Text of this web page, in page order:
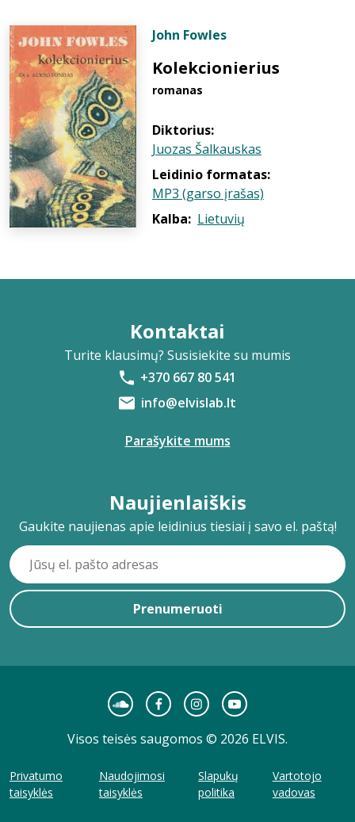
John Fowles
Kolekcionierius
romanas
Diktorius:
Juozas Šalkauskas
Leidinio formatas:
MP3 (garso įrašas)
Kalba: Lietuvių
Kontaktai
Turite klausimų? Susisiekite su mumis
+370 667 80 541
info@elvislab.lt
Parašykite mums
Naujienlaiškis
Gaukite naujienas apie leidinius tiesiai į savo el. paštą!
Prenumeruoti
Visos teisės saugomos © 2026 ELVIS.
Privatumo
taisyklės
Naudojimosi
taisyklės
Slapukų
politika
Vartotojo
vadovas